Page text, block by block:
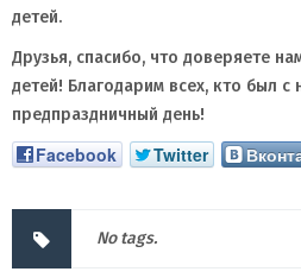
детей.
Друзья, спасибо, что доверяете
детей! Благодарим всех, кто был с
предпраздничный день!
Facebook Twitter
No tags.